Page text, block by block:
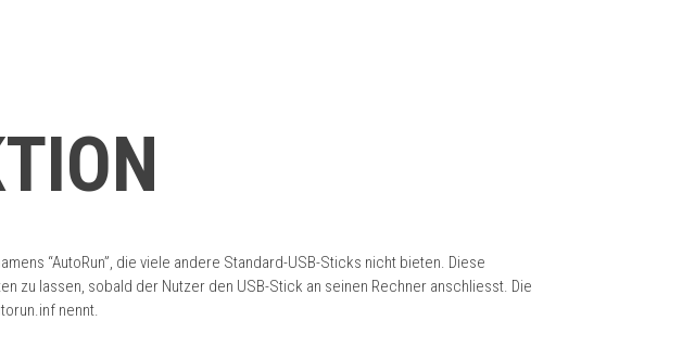
“AutoRun”, die viele andere Standard-USB-Sticks nicht bieten. Diese
zu lassen, sobald der Nutzer den USB-Stick an seinen Rechner anschliesst. Die
nennt.